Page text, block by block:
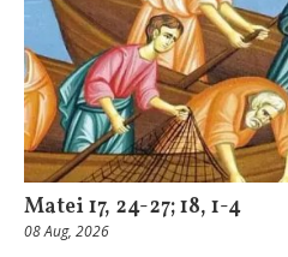
Matei 17, 24-27; 18, 1-4
08 Aug, 2026